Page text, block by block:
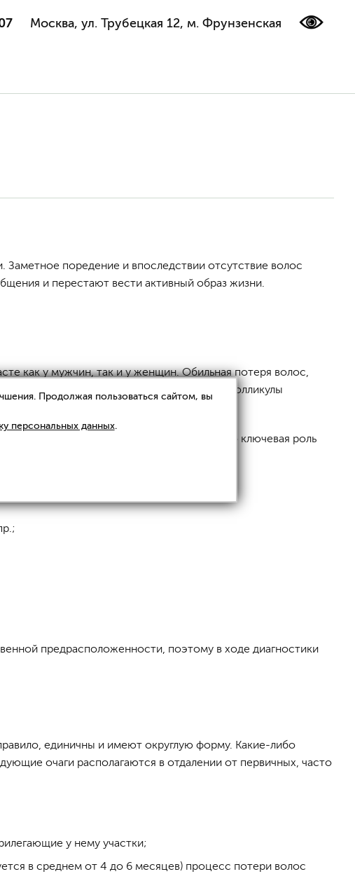
Москва, ул. Трубецкая 12, м. Фрунзенская
поредение и впоследствии отсутствие волос
и перестают вести активный образ жизни.
как у мужчин, так и у женщин. Обильная потеря волос,
определенных факторов волосяные фолликулы
патогенетические механизмы. Однако ключевая роль
нарушениям. В этой связи в качестве
предрасположенности, поэтому в ходе диагностики
единичны и имеют округлую форму. Какие-либо
очаги располагаются в отдалении от первичных, часто
у нему участки;
в среднем от 4 до 6 месяцев) процесс потери волос
Продолжая пользоваться сайтом, вы
персональных данных.